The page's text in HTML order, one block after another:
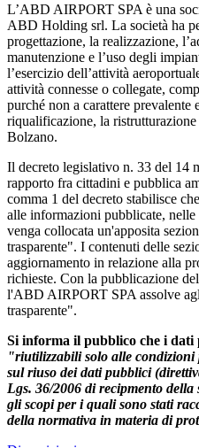
L’ABD AIRPORT SPA è una
ABD Holding srl. La società ha
progettazione, la realizzazione,
manutenzione e l’uso degli
l’esercizio dell’attività
attività connesse o collegate,
purché non a carattere prevalente
riqualificazione, la ristrutturazione
Bolzano.
Il decreto legislativo n. 33 del 14
rapporto fra cittadini e pubblica
comma 1 del decreto stabilisce
alle informazioni pubblicate,
venga collocata un'apposita
trasparente". I contenuti delle
aggiornamento in relazione alla
richieste. Con la pubblicazione
l'ABD AIRPORT SPA assolve
trasparente".
Si informa il pubblico che i dati
"riutilizzabili solo alle condizioni
sul riuso dei dati pubblici
Lgs. 36/2006 di recipmento
gli scopi per i quali sono stati
della normativa in materia di